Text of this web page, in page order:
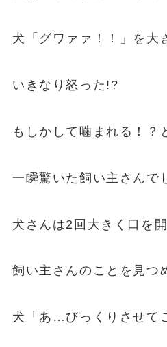
犬「グワァァ！！」を大
いきなり怒った!?
もしかして噛まれる！？
一瞬驚いた飼い主さんで
犬さんは2回大きく口を
飼い主さんのことを見つ
犬「あ…びっくりさせて